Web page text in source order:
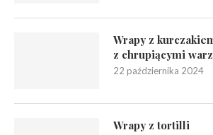
Wrapy z
z chrupiącymi
22 października 2024
Wrapy z tortilli